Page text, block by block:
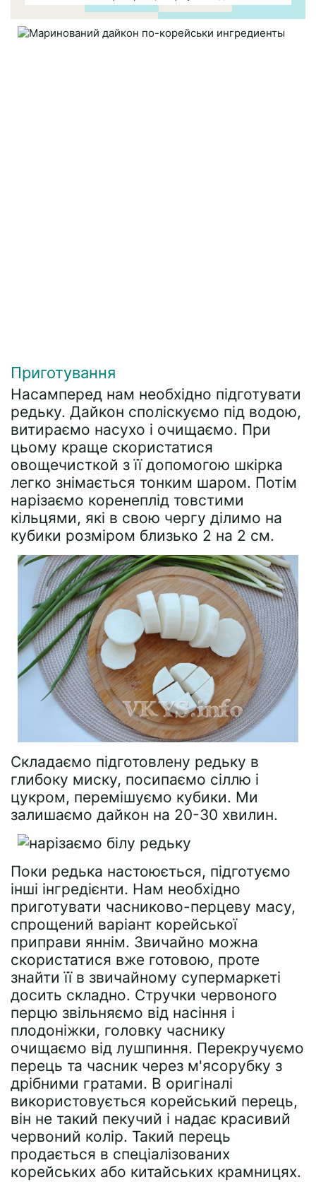
Приготування
Насамперед нам необхідно підготувати
редьку. Дайкон споліскуємо під водою,
витираємо насухо і очищаємо. При
цьому краще скористатися
овощечисткой з її допомогою шкірка
легко знімається тонким шаром. Потім
нарізаємо коренеплід товстими
кільцями, які в свою чергу ділимо на
кубики розміром близько 2 на 2 см.
Складаємо підготовлену редьку в
глибоку миску, посипаємо сіллю і
цукром, перемішуємо кубики. Ми
залишаємо дайкон на 20-30 хвилин.
Поки редька настоюється, підготуємо
інші інгредієнти. Нам необхідно
приготувати часниково-перцеву масу,
спрощений варіант корейської
приправи яннім. Звичайно можна
скористатися вже готовою, проте
знайти її в звичайному супермаркеті
досить складно. Стручки червоного
перцю звільняємо від насіння і
плодоніжки, головку часнику
очищаємо від лушпиння. Перекручуємо
перець та часник через м'ясорубку з
дрібними гратами. В оригіналі
використовується корейський перець,
він не такий пекучий і надає красивий
червоний колір. Такий перець
продається в спеціалізованих
корейських або китайських крамницях.